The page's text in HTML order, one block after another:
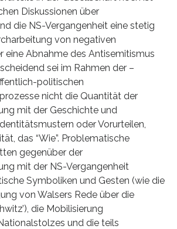
Diskussionen über
die NS-Vergangenheit eine stetig
von negativen
eine Abnahme des Antisemitismus
sei im Rahmen der –
politischen
nicht die Quantität der
mit der Geschichte und
oder Vorurteilen,
das “Wie”. Problematische
gegenüber der
mit der NS-Vergangenheit
Symboliken und Gesten (wie die
von Walsers Rede über die
die Mobilisierung
und die teils